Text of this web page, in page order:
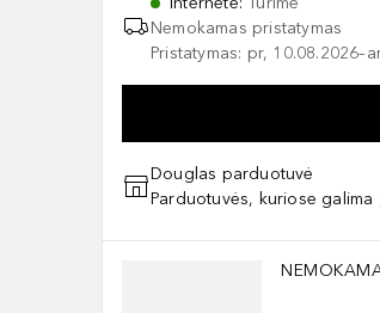
Nemokamas pristatymas
Pristatymas: pr,
Douglas parduotuvė
Parduotuvės, kuriose galima
Praleisti slankiklį